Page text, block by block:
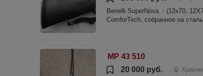
Benelli SuperNova. - (12х70,
ComforTech, собранное на
МР 43 510
20 000 руб.